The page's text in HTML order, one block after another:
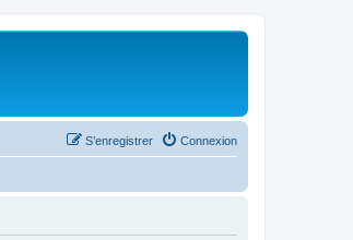
Connexion
S’enregistrer